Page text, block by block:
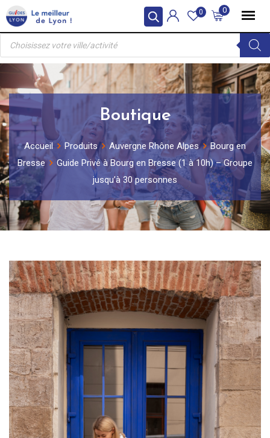
Skip
to
content
0
0
Recherche
produits
Boutique
Accueil Produits Auvergne Rhône Alpes
Bourg en
Bresse
Guide Privé à Bourg en Bresse (1 à 10h) – Groupe
jusqu’à 30 personnes